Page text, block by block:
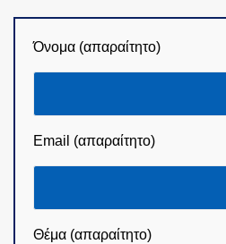
Όνομα (απαραίτητο)
Email (απαραίτητο)
Θέμα (απαραίτητο)